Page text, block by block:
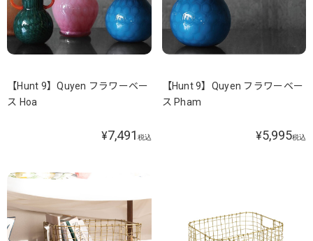
【Hunt 9】Quyen フラワーベー
ス Hoa
¥7,491 税込
【Hunt 9】Quyen フラワーベー
ス Pham
¥5,995税込